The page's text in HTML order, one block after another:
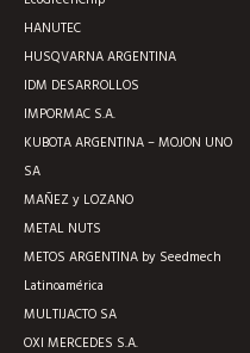
HANUTEC
HUSQVARNA ARGENTINA
IDM DESARROLLOS
IMPORMAC S.A.
KUBOTA ARGENTINA – MOJON UNO
SA
MAÑEZ y LOZANO
METAL NUTS
METOS ARGENTINA by Seedmech
Latinoamérica
MULTIJACTO SA
OXI MERCEDES S.A.